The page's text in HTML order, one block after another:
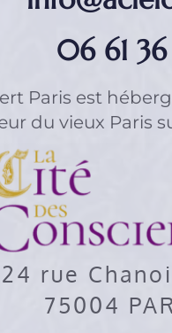
06 61
Paris est
du vieux Paris
24 rue
75004